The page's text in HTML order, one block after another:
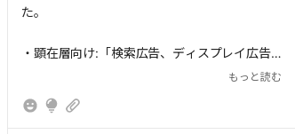
た。
・顕在層向け:「検索広告、ディスプレイ広告
の出稿」「特定のキーワードでSEOを行う」
「導入事例を月に2本作成し、自社サイトで公
もっと読む